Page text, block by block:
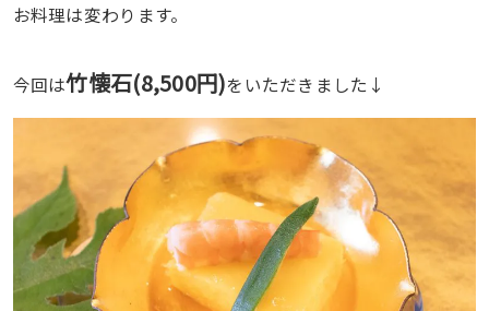
お料理は変わります。
今回は竹懐石(8,500円)をいただきました↓